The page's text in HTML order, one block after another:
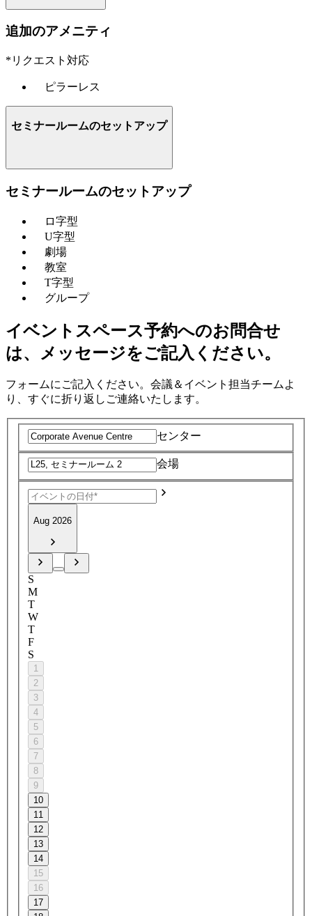
追加のアメニティ
*リクエスト対応
ピラーレス
セミナールームのセットアップ
セミナールームのセットアップ
ロ字型
U字型
劇場
教室
T字型
グループ
イベントスペース予約へのお問合せ
は、メッセージをご記入ください。
フォームにご記入ください。会議＆イベント担当チームよ
り、すぐに折り返しご連絡いたします。
センター
会場
Aug 2026
S
M
T
W
T
F
S
1
2
3
4
5
6
7
8
9
10
11
12
13
14
15
16
17